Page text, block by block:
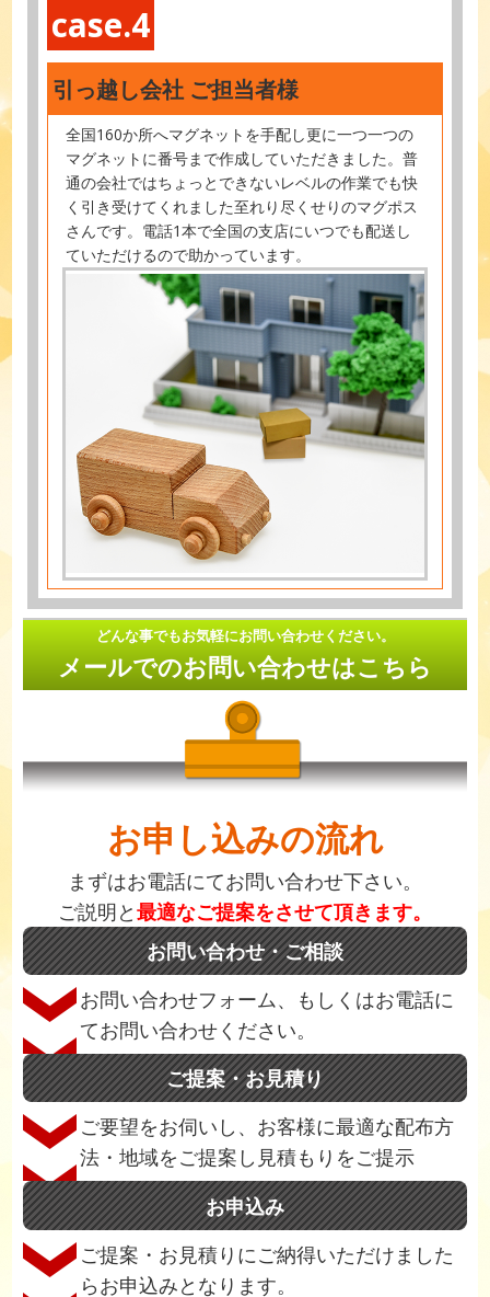
case.4
引っ越し会社 ご担当者様
全国160か所へマグネットを手配し更に一つ一つの
マグネットに番号まで作成していただきました。普
通の会社ではちょっとできないレベルの作業でも快
く引き受けてくれました至れり尽くせりのマグポス
さんです。電話1本で全国の支店にいつでも配送し
ていただけるので助かっています。
どんな事でもお気軽にお問い合わせください。
メールでのお問い合わせはこちら
お申し込みの流れ
まずはお電話にてお問い合わせ下さい。
ご説明と最適なご提案をさせて頂きます。
お問い合わせ・ご相談
お問い合わせフォーム、もしくはお電話に
てお問い合わせください。
ご提案・お見積り
ご要望をお伺いし、お客様に最適な配布方
法・地域をご提案し見積もりをご提示
お申込み
ご提案・お見積りにご納得いただけました
らお申込みとなります。